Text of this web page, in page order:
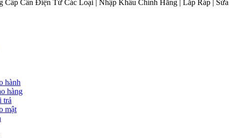
Cân Điện Tử Các Loại | Nhập Khẩu Chính Hãng | Lắp Ráp |
hành
hàng
trả
mật